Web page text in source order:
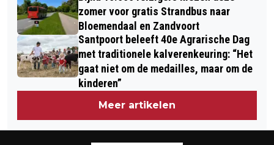
PAKJE
TIJDIG BIJ FELLE BRAND HAARLEM
zomer voor gratis Strandbus naar
Bloemendaal en Zandvoort
Santpoort beleeft 40e Agrarische Dag
met traditionele kalverenkeuring: “Het
gaat niet om de medailles, maar om de
kinderen”
Meer artikelen